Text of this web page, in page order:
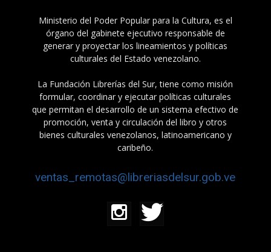
Ministerio del Poder Popular para la Cultura, es el
órgano del gabinete ejecutivo responsable de
generar y proyectar los lineamientos y políticas
culturales del Estado venezolano.
La Fundación Librerías del Sur, tiene como misión
formular, coordinar y ejecutar políticas culturales
que permitan el desarrollo de un sistema efectivo de
promoción, venta y circulación del libro y otros
bienes culturales venezolanos, latinoamericano y
caribeño.
ventas_remotas@libreriasdelsur.gob.ve